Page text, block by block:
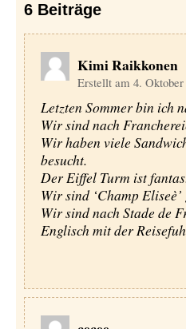
6 Beiträge
Kimi Raikkonen
Erstellt am 4. Oktober
Letzten Sommer bin ich
Wir sind nach
Wir haben viele
besucht.
Der Eiffel Turm ist
Wir sind ‘Champ
Wir sind nach Stade de
Englisch mit der